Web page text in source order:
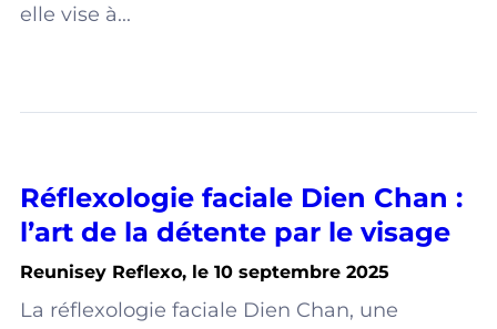
elle vise à...
Réflexologie faciale Dien Chan :
l’art de la détente par le visage
Reunisey Reflexo, le 10 septembre 2025
La réflexologie faciale Dien Chan, une